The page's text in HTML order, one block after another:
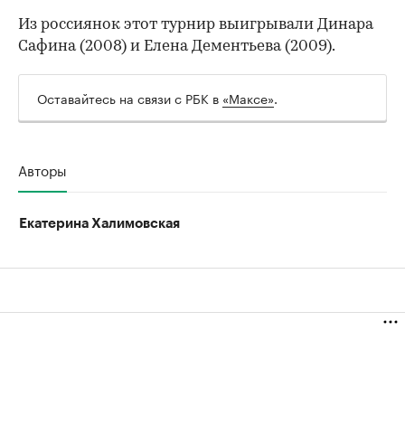
Из россиянок этот турнир выигрывали Динара
Сафина (2008) и Елена Дементьева (2009).
Оставайтесь на связи с РБК в «Максе».
Авторы
Екатерина Халимовская